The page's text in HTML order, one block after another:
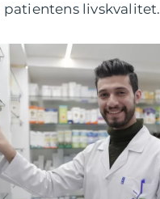
livskvalitet.